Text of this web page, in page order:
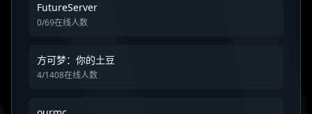
FutureServer
0/69在线人数
方可梦：你的土豆
4/1408在线人数